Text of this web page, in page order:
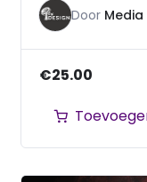
Door Media
€25.00